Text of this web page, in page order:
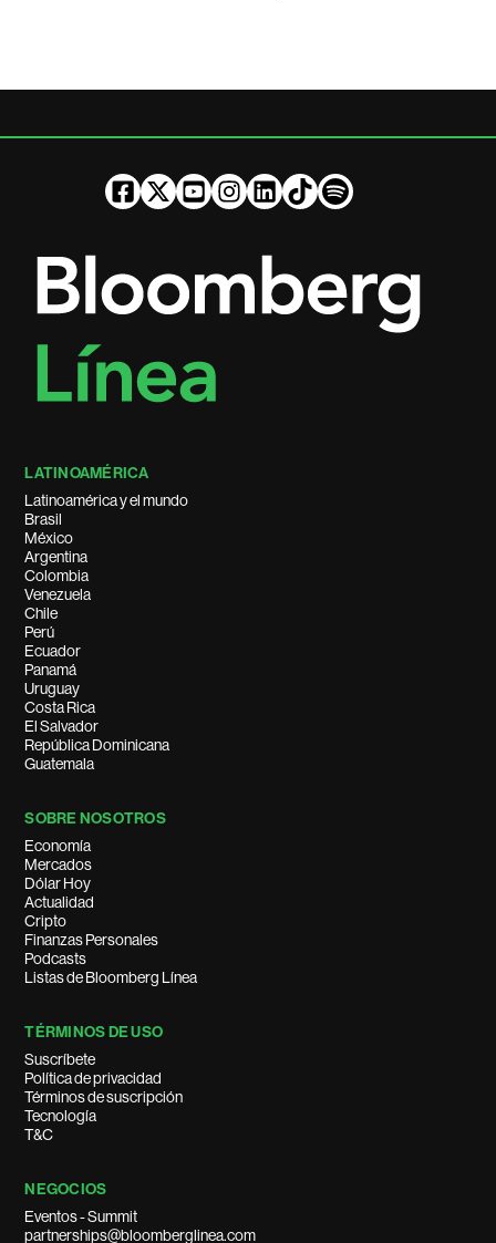
LATINOAMÉRICA
Latinoamérica y el mundo
Brasil
México
Argentina
Colombia
Venezuela
Chile
Perú
Ecuador
Panamá
Uruguay
Costa Rica
El Salvador
República Dominicana
Guatemala
SOBRE NOSOTROS
Economía
Mercados
Dólar Hoy
Actualidad
Cripto
Finanzas Personales
Podcasts
Listas de Bloomberg Línea
TÉRMINOS DE USO
Suscríbete
Política de privacidad
Términos de suscripción
Tecnología
T&C
NEGOCIOS
Eventos - Summit
partnerships@bloomberglinea.com